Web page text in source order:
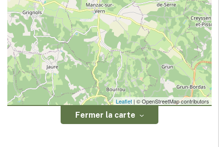
Leaflet | © OpenStreetMap contributors
Fermer la carte